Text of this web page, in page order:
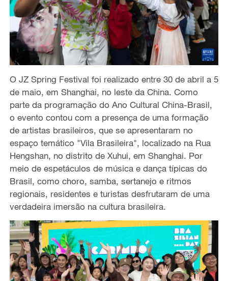
O JZ Spring Festival foi realizado entre 30 de abril a 5
de maio, em Shanghai, no leste da China. Como
parte da programação do Ano Cultural China-Brasil,
o evento contou com a presença de uma formação
de artistas brasileiros, que se apresentaram no
espaço temático "Vila Brasileira", localizado na Rua
Hengshan, no distrito de Xuhui, em Shanghai. Por
meio de espetáculos de música e dança típicas do
Brasil, como choro, samba, sertanejo e ritmos
regionais, residentes e turistas desfrutaram de uma
verdadeira imersão na cultura brasileira.